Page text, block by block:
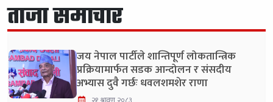
ताजा समाचार
जय नेपाल पार्टीले शान्तिपूर्ण लोकतान्त्रिक
प्रक्रियामार्फत सडक आन्दोलन र संसदीय
अभ्यास दुवै गर्छः धवलशमशेर राणा